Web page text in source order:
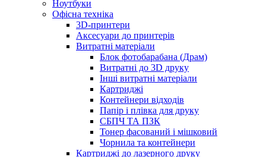
Ноутбуки
Офісна техніка
3D-принтери
Аксесуари до принтерів
Витратні матеріали
Блок фотобарабана (Драм)
Витратні до 3D друку
Інші витратні матеріали
Картриджі
Контейнери відходів
Папір і плівка для друку
СБПЧ ТА ПЗК
Тонер фасований і мішковий
Чорнила та контейнери
Картриджі до лазерного друку